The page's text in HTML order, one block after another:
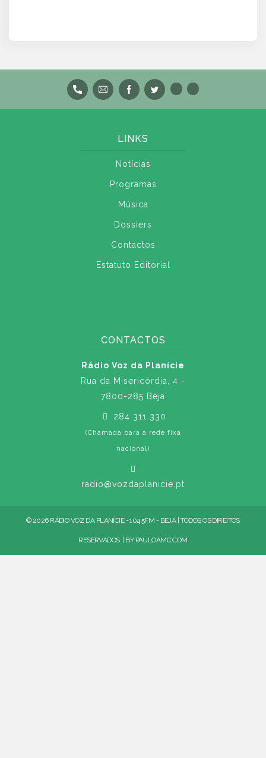
LINKS
Notícias
Programas
Música
Dossiers
Contactos
Estatuto Editorial
CONTACTOS
Rádio Voz da Planície
Rua da Misericórdia, 4 -
7800-285 Beja
284 311 330
(Chamada para a rede fixa
nacional)
radio@vozdaplanicie.pt
© 2026 RÁDIO VOZ DA PLANÍCIE - 104.5FM - BEJA | TODOS OS DIREITOS
RESERVADOS. | BY PAULOAMC.COM